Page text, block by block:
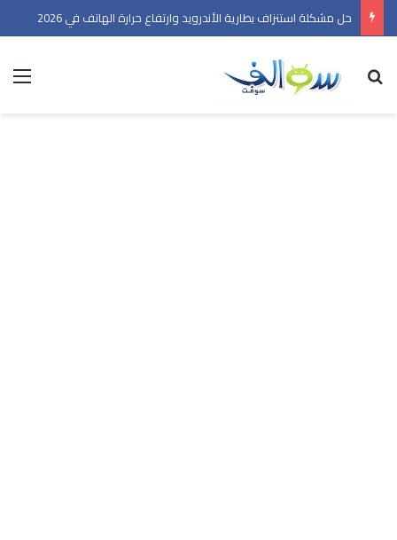
حل مشكلة استنزاف بطارية الأندرويد وارتفاع حرارة الهاتف في 2026
بحث عن